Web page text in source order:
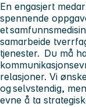
En engasjert
spennende
et
samarbeide
tjenester. Du må
relasjoner. Vi
og selvstendig,
evne å ta